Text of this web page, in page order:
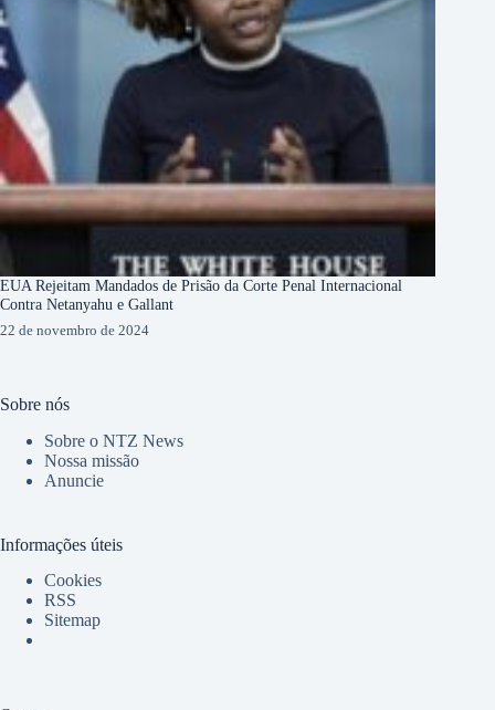
EUA Rejeitam Mandados de Prisão da Corte Penal Internacional
Contra Netanyahu e Gallant
22 de novembro de 2024
Sobre nós
Sobre o NTZ News
Nossa missão
Anuncie
Informações úteis
Cookies
RSS
Sitemap